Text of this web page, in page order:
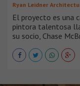
Ryan Leidner
El proyecto es una
pintora talentosa
su socio, Chase